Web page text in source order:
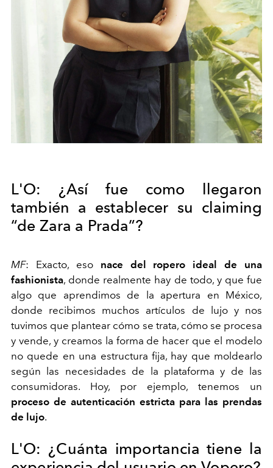
L'O: ¿Así fue como llegaron
también a establecer su claiming
“de Zara a Prada”?
MF: Exacto, eso nace del ropero ideal de una
fashionista, donde realmente hay de todo, y que fue
algo que aprendimos de la apertura en México,
donde recibimos muchos artículos de lujo y nos
tuvimos que plantear cómo se trata, cómo se procesa
y vende, y creamos la forma de hacer que el modelo
no quede en una estructura fija, hay que moldearlo
según las necesidades de la plataforma y de las
consumidoras. Hoy, por ejemplo, tenemos un
proceso de autenticación estricta para las prendas
de lujo.
L'O: ¿Cuánta importancia tiene la